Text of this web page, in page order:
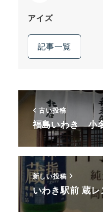
アイズ
記事一覧
古い投稿
福島いわき 小
新しい投稿
いわき駅前 蔵